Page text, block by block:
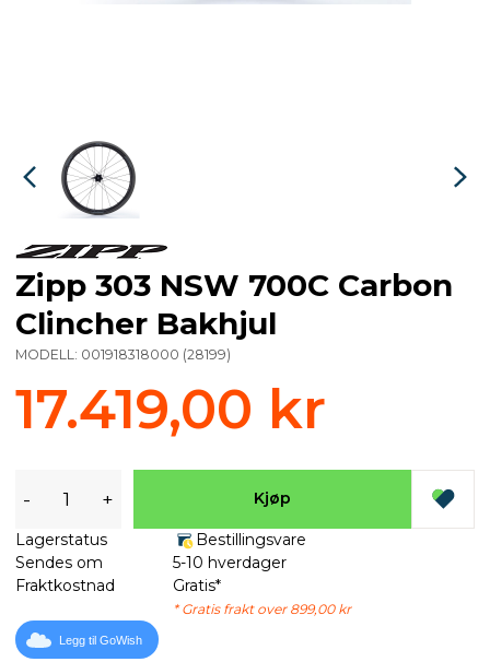
Zipp 303 NSW 700C Carbon
Clincher Bakhjul
MODELL: 001918318000 (28199)
17.419,00 kr
- + Kjøp
Lagerstatus
Bestillingsvare
Sendes om
5-10 hverdager
Fraktkostnad
Gratis*
* Gratis frakt over 899,00 kr
Legg til GoWish